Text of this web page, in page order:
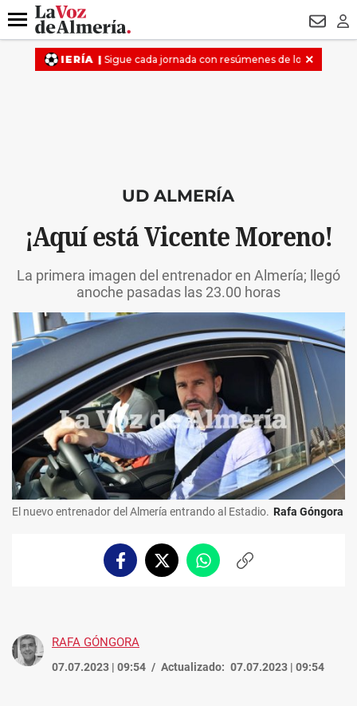
DESTACADO
Menú
UD ALMERÍA
¡Aquí está Vicente Moreno!
La primera imagen del entrenador en Almería; llegó
anoche pasadas las 23.00 horas
El nuevo entrenador del Almería entrando al Estadio. Rafa Góngora
FacebookTwitterWhatsappCopiar
RAFA GÓNGORA
07.07.2023 | 09:54 Actualizado: 07.07.2023 | 09:54